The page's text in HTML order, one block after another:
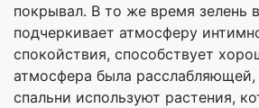
покрывал. В то же время зелень
подчеркивает атмосферу
спокойствия, способствует
атмосфера была расслабляющей,
спальни используют растения,